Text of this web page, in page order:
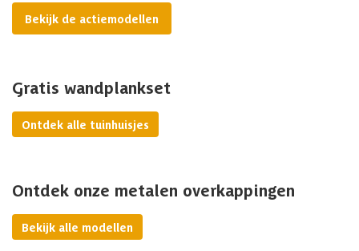
Bekijk de actiemodellen
Gratis wandplankset
Ontdek alle tuinhuisjes
Ontdek onze metalen overkappingen
Bekijk alle modellen